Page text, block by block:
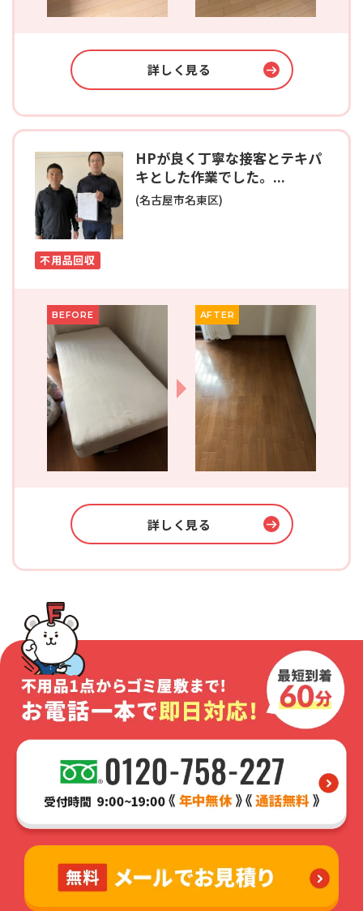
詳しく見る
HPが良く丁寧な接客とテキパ
キとした作業でした。...
(名古屋市名東区)
不用品回収
BEFORE AFTER
詳しく見る